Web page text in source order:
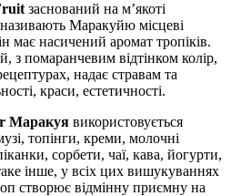
заснований на м’якоті
Маракуйю місцеві
має насичений аромат тропіків.
з помаранчевим відтінком колір,
надає стравам та
краси, естетичності.
Маракуя використовується
топінги, креми, молочні
сорбети, чаї, кава, йогурти,
інше, у всіх цих вишукуваннях
створює відмінну приємну на